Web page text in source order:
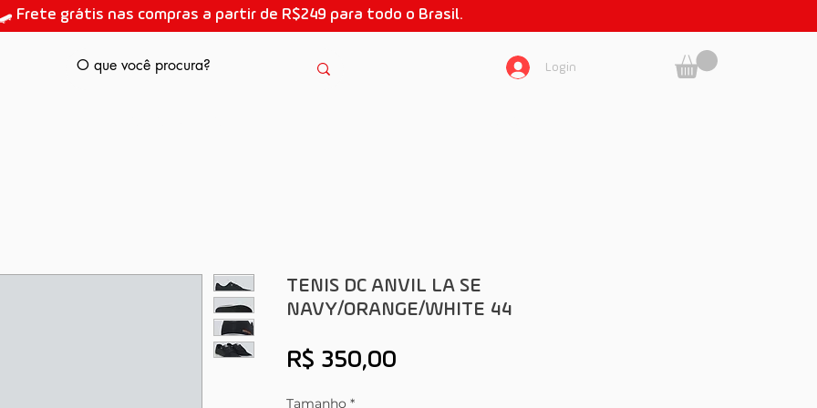
Frete grátis nas compras a partir de R$249 para todo o Brasil.
Login
TENIS DC ANVIL LA SE
NAVY/ORANGE/WHITE 44
R$ 350,00
Tamanho *